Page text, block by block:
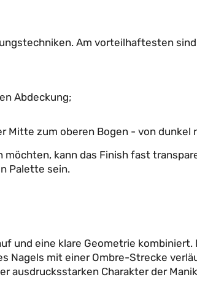
Am vorteilhaftesten
Abdeckung;
Mitte zum oberen Bogen - von dunkel
kann das Finish fast
Palette sein.
und eine klare Geometrie kombiniert.
Nagels mit einer Ombre-Strecke
ausdrucksstarken Charakter der